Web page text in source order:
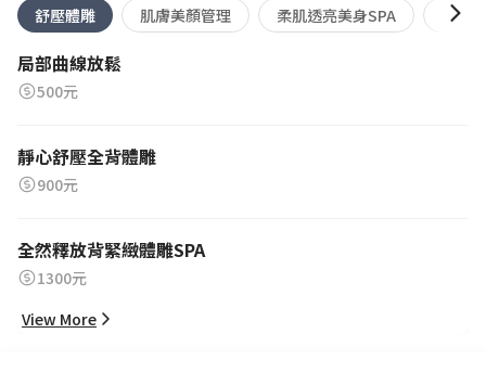
舒壓體雕 肌膚美顏管理 柔肌透亮美身SPA 輕.靜
局部曲線放鬆
500元
靜心舒壓全背體雕
900元
全然釋放背緊緻體雕SPA
1300元
View More